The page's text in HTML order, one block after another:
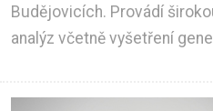
Budějovicích. Provádí
analýz včetně vyšetření